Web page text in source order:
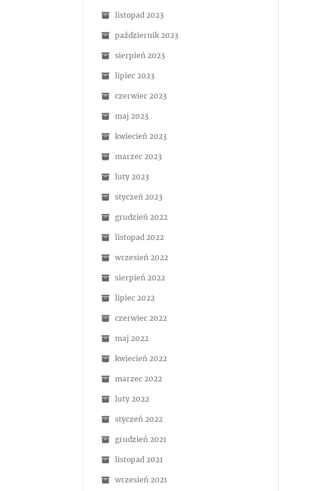
listopad 2023
październik 2023
sierpień 2023
lipiec 2023
czerwiec 2023
maj 2023
kwiecień 2023
marzec 2023
luty 2023
styczeń 2023
grudzień 2022
listopad 2022
wrzesień 2022
sierpień 2022
lipiec 2022
czerwiec 2022
maj 2022
kwiecień 2022
marzec 2022
luty 2022
styczeń 2022
grudzień 2021
listopad 2021
wrzesień 2021